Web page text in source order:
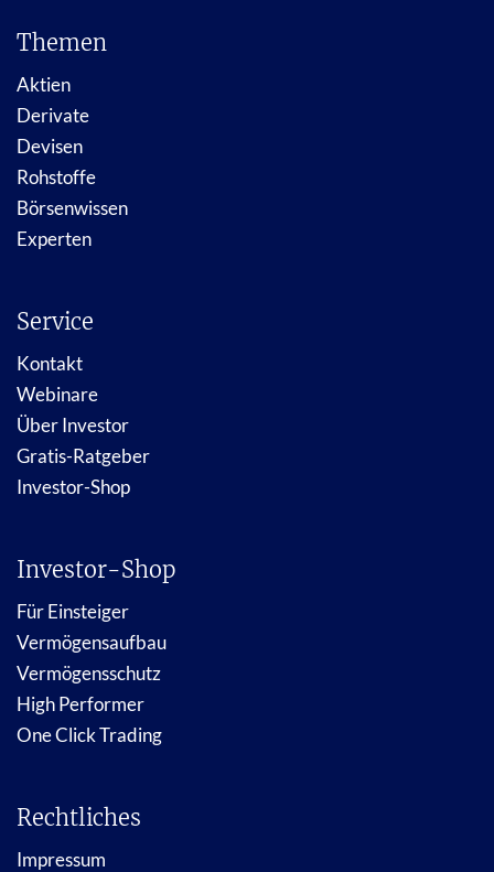
Themen
Aktien
Derivate
Devisen
Rohstoffe
Börsenwissen
Experten
Service
Kontakt
Webinare
Über Investor
Gratis-Ratgeber
Investor-Shop
Investor-Shop
Für Einsteiger
Vermögensaufbau
Vermögensschutz
High Performer
One Click Trading
Rechtliches
Impressum